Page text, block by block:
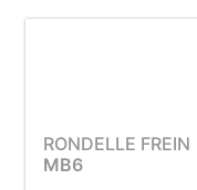
RONDELLE FREIN
MB6